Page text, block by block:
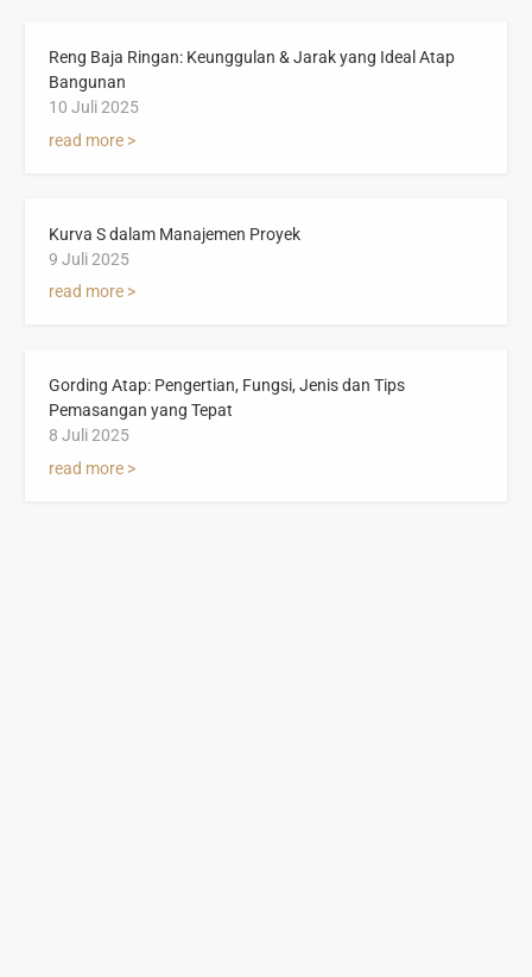
Reng Baja Ringan: Keunggulan & Jarak yang Ideal Atap
Bangunan
10 Juli 2025
read more >
Kurva S dalam Manajemen Proyek
9 Juli 2025
read more >
Gording Atap: Pengertian, Fungsi, Jenis dan Tips
Pemasangan yang Tepat
8 Juli 2025
read more >